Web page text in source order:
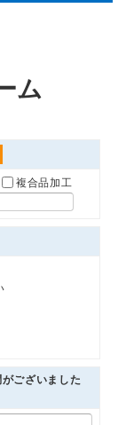
ム
複合品加工
ございました